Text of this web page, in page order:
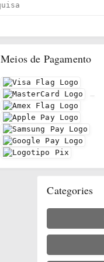
Meios de Pagamento
Categories